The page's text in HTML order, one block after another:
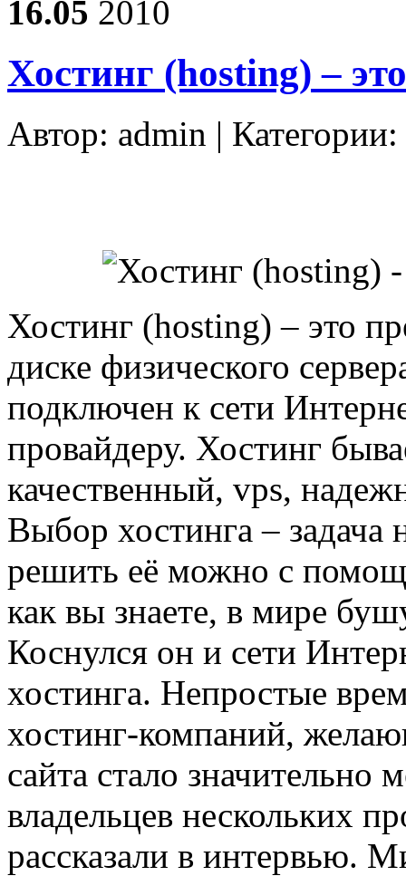
16.05 2010
Хостинг (hosting) –
Автор: admin | Категории:
Хостинг (hosting) – это
диске физического
подключен к сети
провайдеру. Хостинг
качественный, vps,
Выбор хостинга – задача
решить её можно с
как вы знаете, в мире
Коснулся он и сети
хостинга. Непростые
хостинг-компаний,
сайта стало
владельцев нескольких
рассказали в интервью.